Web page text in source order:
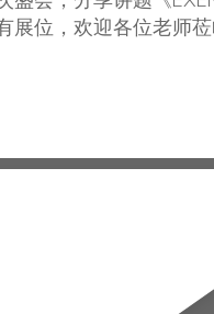
展位，欢迎各位老师莅